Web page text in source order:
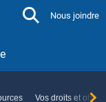
Nous joindre
Vos droits et